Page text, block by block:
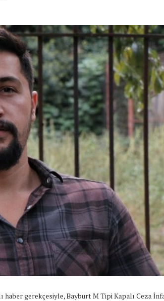
gerekçesiyle, Bayburt M Tipi Kapalı Ceza